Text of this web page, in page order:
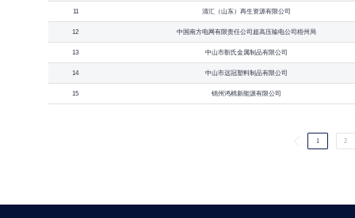
11 清汇（山东）再生资源有限公司
12 中国南方电网有限责任公司超高压输电公司梧州局
13 中山市靳氏金属制品有限公司
14 中山市远冠塑料制品有限公司
15 锦州鸿棉新能源有限公司
1 2